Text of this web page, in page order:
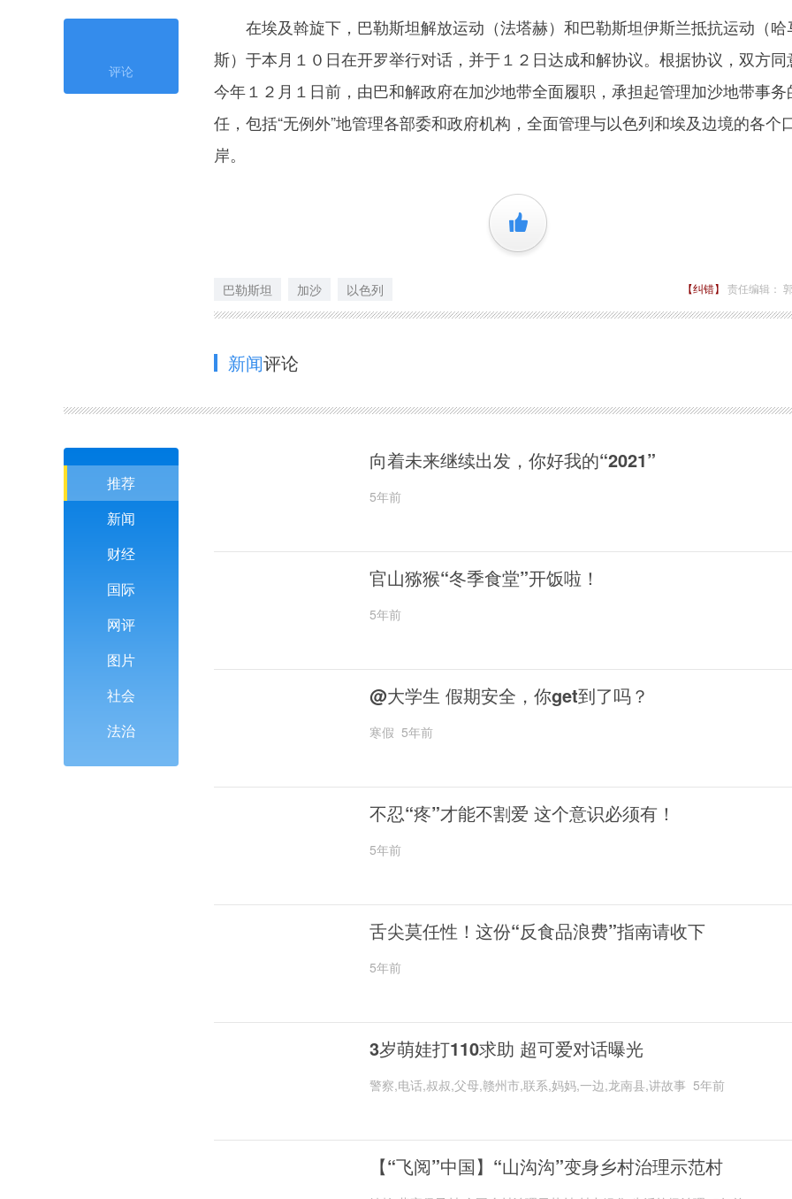
评论
在埃及斡旋下，巴勒斯坦解放运动（法塔赫）和巴勒斯坦伊斯兰抵抗运动（哈
斯）于本月１０日在开罗举行对话，并于１２日达成和解协议。根据协议，双方同
今年１２月１日前，由巴和解政府在加沙地带全面履职，承担起管理加沙地带事务
任，包括“无例外”地管理各部委和政府机构，全面管理与以色列和埃及边境的各个
岸。
+1
巴勒斯坦 加沙 以色列 【纠错】 责任编辑：
新闻评论
推荐
新闻
财经
国际
网评
图片
社会
法治
向着未来继续出发，你好我的“2021”
5年前
官山猕猴“冬季食堂”开饭啦！
5年前
@大学生 假期安全，你get到了吗？
寒假 5年前
不忍“疼”才能不割爱 这个意识必须有！
5年前
舌尖莫任性！这份“反食品浪费”指南请收下
5年前
3岁萌娃打110求助 超可爱对话曝光
警察,电话,叔叔,父母,赣州市,联系,妈妈,一边,龙南县,讲故事 5年前
【“飞阅”中国】“山沟沟”变身乡村治理示范村